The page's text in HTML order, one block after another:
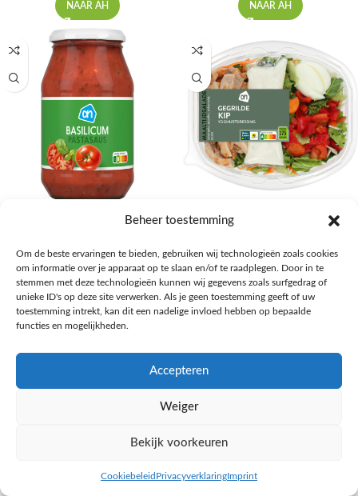
Beheer toestemming
Om de beste ervaringen te bieden, gebruiken wij technologieën zoals cookies
om informatie over je apparaat op te slaan en/of te raadplegen. Door in te
stemmen met deze technologieën kunnen wij gegevens zoals surfgedrag of
unieke ID's op deze site verwerken. Als je geen toestemming geeft of uw
toestemming intrekt, kan dit een nadelige invloed hebben op bepaalde
functies en mogelijkheden.
Accepteren
Weiger
Bekijk voorkeuren
Cookiebeleid PrivacyverklaringImprint
NAAR AH NAAR AH
€1,59
NAAR AH
Salades,Pizza, Maaltijden
€3,39
NAAR AH